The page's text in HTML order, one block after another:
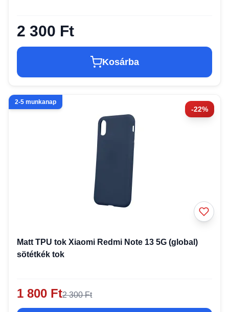
2 300 Ft
Kosárba
-22%
2-5 munkanap
Matt TPU tok Xiaomi Redmi Note 13 5G (global)
sötétkék tok
1 800 Ft2 300 Ft